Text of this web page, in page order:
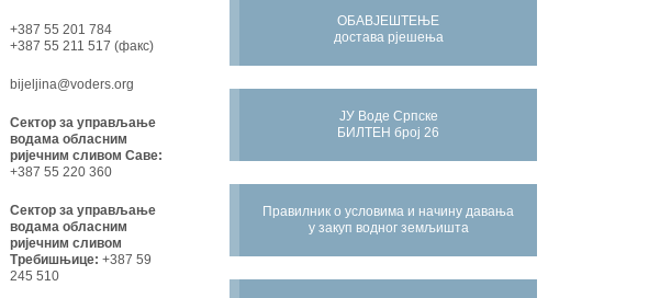
ОБАВЈЕШТЕЊЕ
достава рјешења
ЈУ Воде Српске
БИЛТЕН број 26
Правилник о условима и начину давања
у закуп водног земљишта
+387 55 201 784
+387 55 211 517 (факс)
bijeljina@voders.org
Сектор за управљање
водама обласним
ријечним сливом Саве:
+387 55 220 360
Сектор за управљање
водама обласним
ријечним сливом
Требишњице: +387 59
245 510